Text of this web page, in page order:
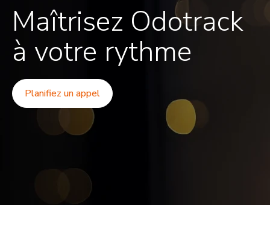
Maîtrisez Odotrack
à votre rythme
Planifiez un appel